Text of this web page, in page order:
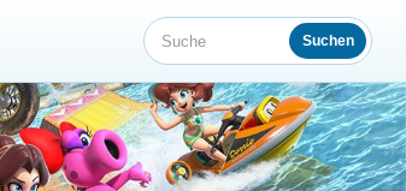
Suche Suchen